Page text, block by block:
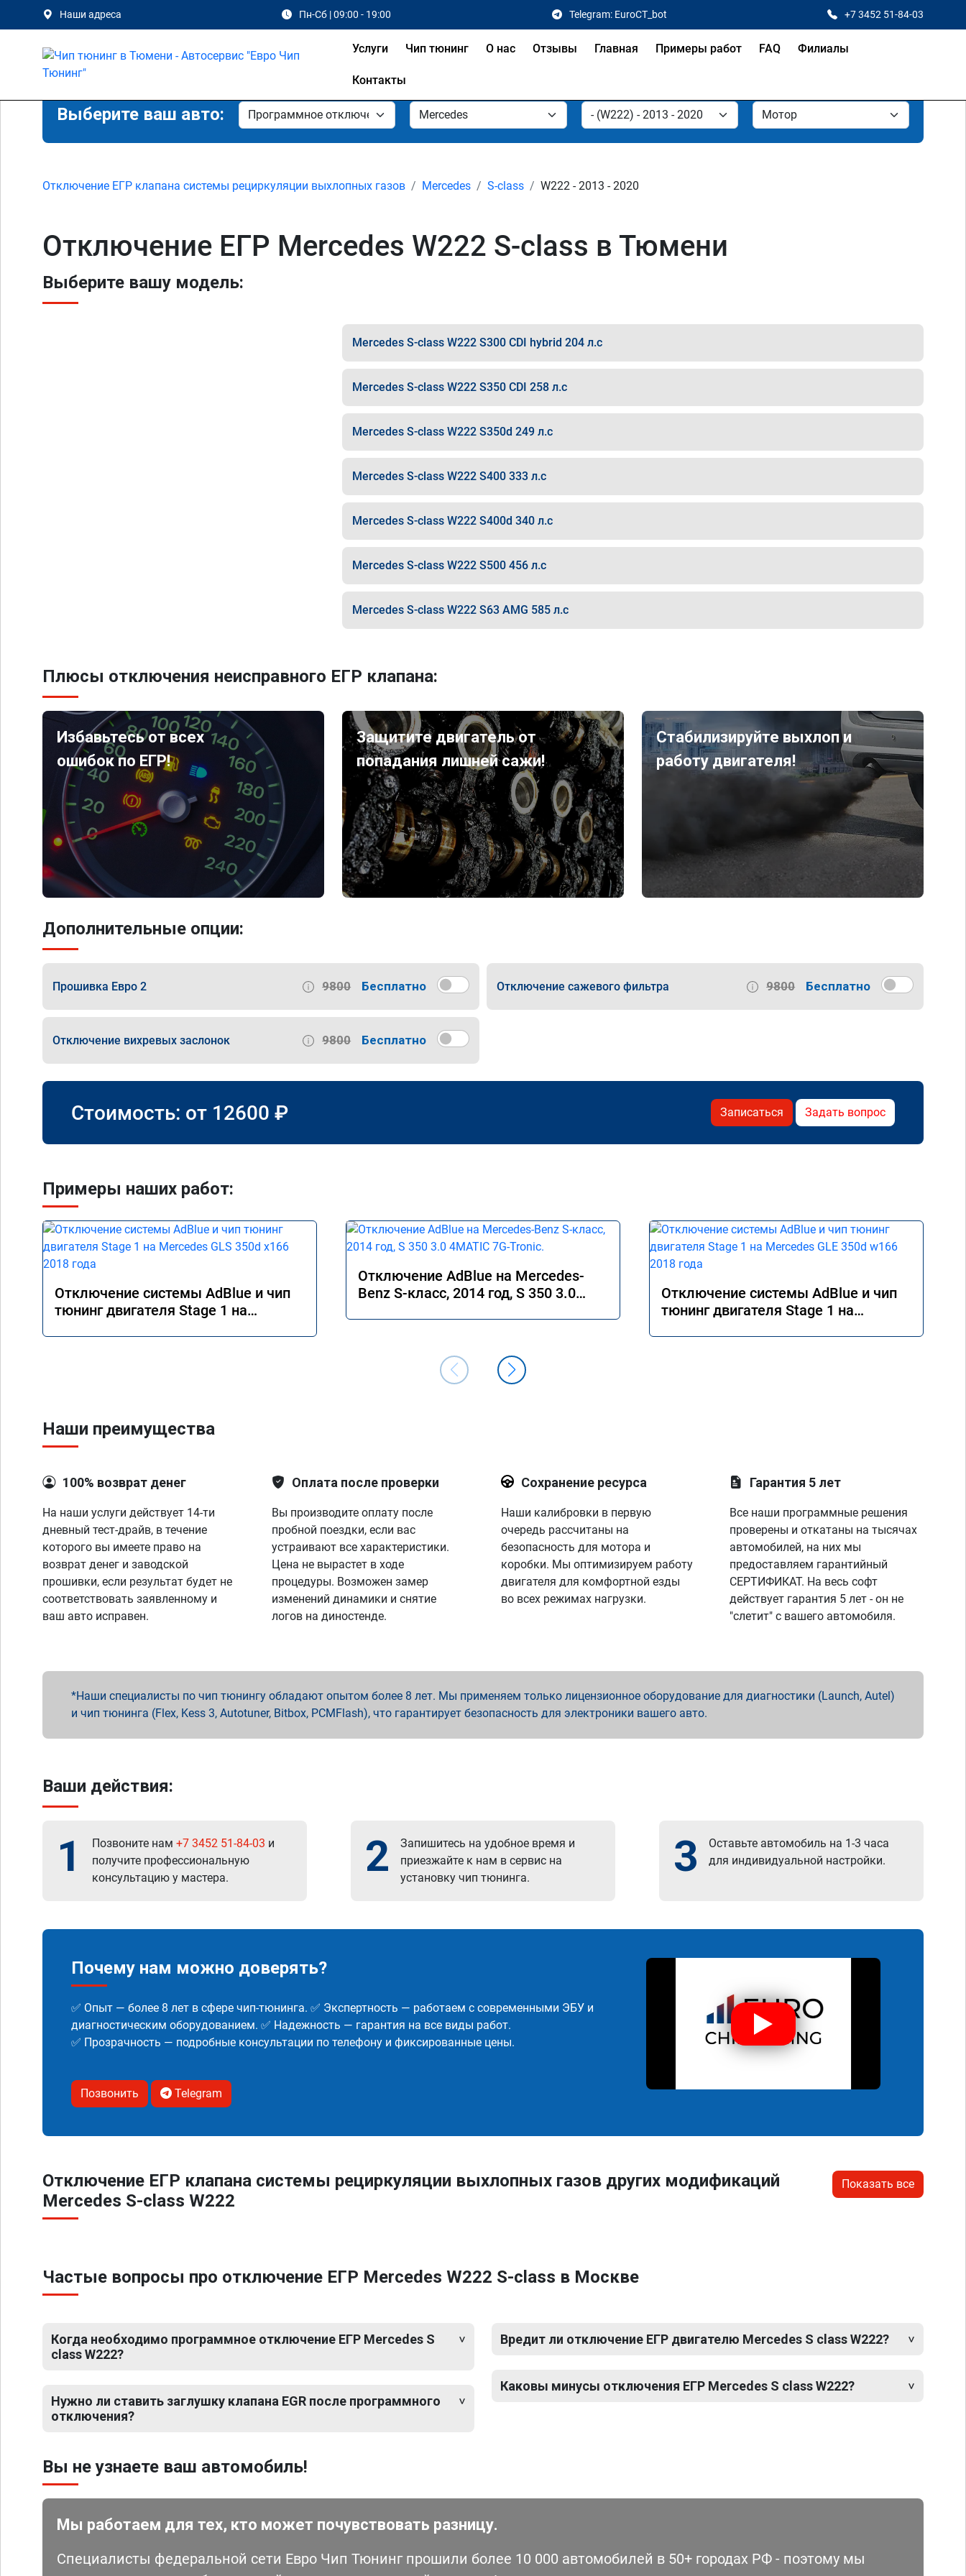
Наши адреса Пн-Сб | 09:00 - 19:00 Telegram: EuroCT_bot +7 3452 51-84-03
Услуги Чип тюнинг О нас Отзывы Главная Примеры работ FAQ Филиалы
Контакты
Выберите ваш авто:
Отключение ЕГР клапана системы рециркуляции выхлопных газов Mercedes S-class W222 - 2013 - 2020
Отключение ЕГР Mercedes W222 S-class в Тюмени
Выберите вашу модель:
Mercedes S-class W222 S300 CDI hybrid 204 л.с
Mercedes S-class W222 S350 CDI 258 л.с
Mercedes S-class W222 S350d 249 л.с
Mercedes S-class W222 S400 333 л.с
Mercedes S-class W222 S400d 340 л.с
Mercedes S-class W222 S500 456 л.с
Mercedes S-class W222 S63 AMG 585 л.с
Плюсы отключения неисправного ЕГР клапана:
Избавьтесь от всех
ошибок по ЕГР!
Защитите двигатель от
попадания лишней сажи!
Стабилизируйте выхлоп и
работу двигателя!
Дополнительные опции:
Прошивка Евро 2 9800 Бесплатно Отключение сажевого фильтра 9800 Бесплатно
Отключение вихревых заслонок 9800 Бесплатно
Стоимость: от 12600 ₽ Записаться Задать вопрос
Примеры наших работ:
Отключение системы AdBlue и чип
тюнинг двигателя Stage 1 на
Отключение AdBlue на Mercedes-
Benz S-класс, 2014 год, S 350 3.0
Отключение системы AdBlue и чип
тюнинг двигателя Stage 1 на
Наши преимущества
100% возврат денег
На наши услуги действует 14-ти
дневный тест-драйв, в течение
которого вы имеете право на
возврат денег и заводской
прошивки, если результат будет не
соответствовать заявленному и
ваш авто исправен.
Оплата после проверки
Вы производите оплату после
пробной поездки, если вас
устраивают все характеристики.
Цена не вырастет в ходе
процедуры. Возможен замер
изменений динамики и снятие
логов на диностенде.
Сохранение ресурса
Наши калибровки в первую
очередь рассчитаны на
безопасность для мотора и
коробки. Мы оптимизируем работу
двигателя для комфортной езды
во всех режимах нагрузки.
Гарантия 5 лет
Все наши программные решения
проверены и откатаны на тысячах
автомобилей, на них мы
предоставляем гарантийный
СЕРТИФИКАТ. На весь софт
действует гарантия 5 лет - он не
"слетит" с вашего автомобиля.
Наши специалисты по чип тюнингу обладают опытом более 8 лет. Мы применяем только лицензионное оборудование для диагностики (Launch, Autel)
и чип тюнинга (Flex, Kess 3, Autotuner, Bitbox, PCMFlash), что гарантирует безопасность для электроники вашего авто.
Ваши действия:
1 Позвоните нам +7 3452 51-84-03 и
получите профессиональную
консультацию у мастера.
2
Запишитесь на удобное время и
приезжайте к нам в сервис на
установку чип тюнинга.
3
Оставьте автомобиль на 1-3 часа
для индивидуальной настройки.
Почему нам можно доверять?
✅ Опыт — более 8 лет в сфере чип-тюнинга. ✅ Экспертность — работаем с современными ЭБУ и
диагностическим оборудованием. ✅ Надежность — гарантия на все виды работ.
✅ Прозрачность — подробные консультации по телефону и фиксированные цены.
Позвонить Telegram
Отключение ЕГР клапана системы рециркуляции выхлопных газов других модификаций
Mercedes S-class W222
Показать все
Частые вопросы про отключение ЕГР Mercedes W222 S-class в Москве
Когда необходимо программное отключение ЕГР Mercedes S
class W222?
Нужно ли ставить заглушку клапана EGR после программного
отключения?
Вредит ли отключение ЕГР двигателю Mercedes S class W222?
Каковы минусы отключения ЕГР Mercedes S class W222?
Вы не узнаете ваш автомобиль!
Мы работаем для тех, кто может почувствовать разницу.
Специалисты федеральной сети Евро Чип Тюнинг прошили более 10 000 автомобилей в 50+ городах РФ - поэтому мы